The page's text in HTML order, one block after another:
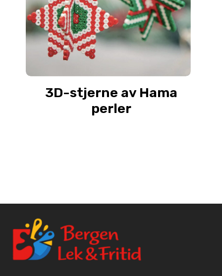
3D-stjerne av Hama
perler